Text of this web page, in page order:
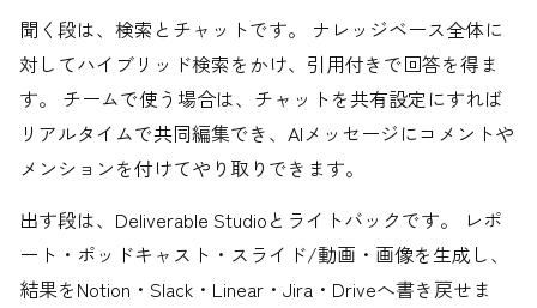
聞く段は、検索とチャットです。 ナレッジベース全体に
対してハイブリッド検索をかけ、引用付きで回答を得ま
す。 チームで使う場合は、チャットを共有設定にすれば
リアルタイムで共同編集でき、AIメッセージにコメントや
メンションを付けてやり取りできます。
出す段は、Deliverable Studioとライトバックです。 レポ
ート・ポッドキャスト・スライド/動画・画像を生成し、
結果をNotion・Slack・Linear・Jira・Driveへ書き戻せま